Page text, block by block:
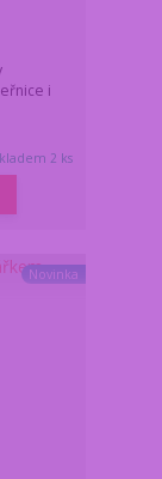
i
2 ks
Novinka